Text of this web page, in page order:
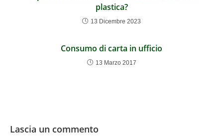
plastica?
13 Dicembre 2023
Consumo di carta in ufficio
13 Marzo 2017
Lascia un commento